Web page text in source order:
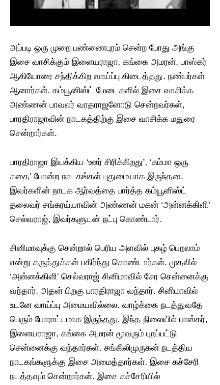
அப்படி ஒரு முறை பண்ணைபுரம் சென்ற போது அங்கு
இசை வாசிக்கும் இளையராஜா, கங்கை அமரன், பாஸ்கர்
ஆகியோரை சந்திக்கிற வாய்ப்பு கிடைத்தது. நண்பர்கள்
ஆனார்கள். கம்யூனிஸ்ட் மேடைகளில் இசை வாசிக்க
அண்ணன் பாவலர் வரதராஜனோடு சென்றவர்கள்,
பாரதிராஜாவின் நாடகத்திற்கு இசை வாசிக்க மதுரை
சென்றார்கள்.
பாரதிராஜா இயக்கிய ‘ஊர் சிரிக்கிறது’, ‘சும்மா ஒரு
கதை’ போன்ற நாடகங்கள் புதுமையாக இருந்தன.
இவர்களின் நாடக ஆர்வத்தை பார்த்த கம்யூனிஸ்ட்
தலைவர் சங்கரய்யாவின் அண்ணன் மகன் ‘அன்னக்கிளி’
செல்வராஜ், இவர்களுடன் நட்பு கொண்டார்.
சினிமாவுக்கு சென்றால் பெரிய அளவில் புகழ் பெறலாம்
என்று கருத்துக்கள் பகிர்ந்து கொண்டார்கள். முதலில்
‘அன்னக்கிளி’ செல்வராஜ் சினிமாவில் சேர சென்னைக்கு
வந்தார். அதன் பிறகு பாரதிராஜா வந்தார். சினிமாவில்
உடனே வாய்ப்பு அமையவில்லை. வாழ்க்கை நடத்துவதே
பெரும் போராட்டமாக இருந்தது. இந்த நிலையில் பாஸ்கர்,
இளையராஜா, கங்கை அமரன் மூவரும் புறப்பட்டு
சென்னைக்கு வந்தார்கள். சங்கிலிமுருகன் நடத்திய
நாடகங்களுக்கு இசை அமைத்தார்கள். இசை கச்சேரி
நடத்தவும் சென்றார்கள். இசை கச்சேரியில்